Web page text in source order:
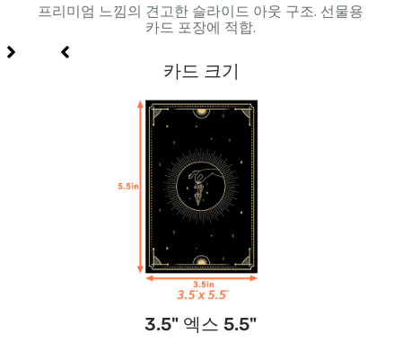
프리미엄 느낌의 견고한 슬라이드 아웃 구조. 선물용
카드 포장에 적합.
카드 크기
3.5" 엑스 5.5"